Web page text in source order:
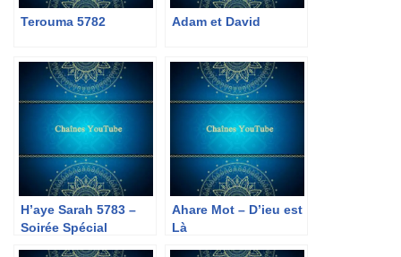
Terouma 5782 Adam et David
H’aye Sarah 5783 –
Soirée Spécial
Ahare Mot – D’ieu est
Là